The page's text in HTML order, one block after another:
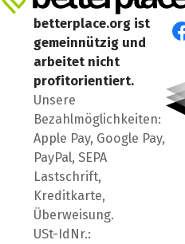
betterplace.org ist
gemeinnützig und
arbeitet nicht
profitorientiert.
Unsere
Bezahlmöglichkeiten:
Apple Pay, Google Pay,
PayPal, SEPA
Lastschrift,
Kreditkarte,
Überweisung.
USt-IdNr.: